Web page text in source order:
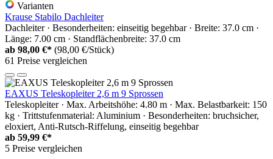
Varianten
Krause Stabilo Dachleiter
Dachleiter · Besonderheiten: einseitig begehbar · Breite: 37.0 cm ·
Länge: 7.00 cm · Standflächenbreite: 37.0 cm
ab 98,00 €* (98,00 €/Stück)
61 Preise vergleichen
EAXUS Teleskopleiter 2,6 m 9 Sprossen
Teleskopleiter · Max. Arbeitshöhe: 4.80 m · Max. Belastbarkeit: 150
kg · Trittstufenmaterial: Aluminium · Besonderheiten: bruchsicher,
eloxiert, Anti-Rutsch-Riffelung, einseitig begehbar
ab 59,99 €*
5 Preise vergleichen